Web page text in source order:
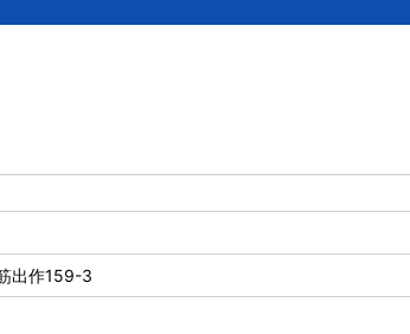
出作159-3